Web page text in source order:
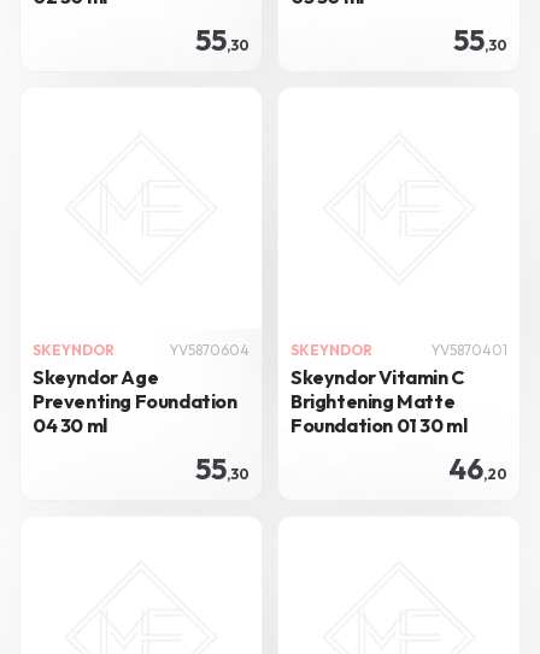
55,30 55,30
SKEYNDOR YV5870604
Skeyndor Age
Preventing Foundation
04 30 ml
55,30
SKEYNDOR YV5870401
Skeyndor Vitamin C
Brightening Matte
Foundation 01 30 ml
46,20